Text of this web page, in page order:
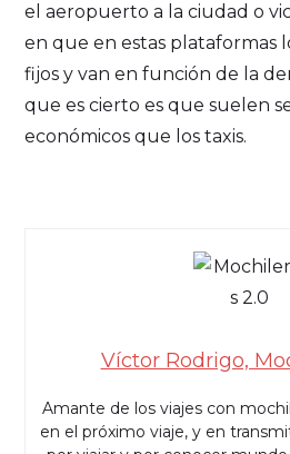
el aeropuerto a la ciudad o
en que en estas plataformas
fijos y van en función de la
que es cierto es que suelen
económicos que los taxis.
Víctor Rodrigo,
Amante de los viajes con
en el próximo viaje, y en